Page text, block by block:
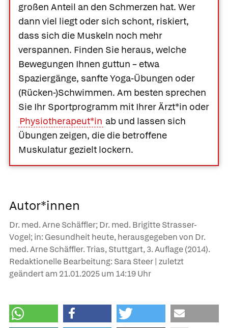
großen Anteil an den Schmerzen hat. Wer
dann viel liegt oder sich schont, riskiert,
dass sich die Muskeln noch mehr
verspannen. Finden Sie heraus, welche
Bewegungen Ihnen guttun – etwa
Spaziergänge, sanfte Yoga-Übungen oder
(Rücken-)Schwimmen. Am besten sprechen
Sie Ihr Sportprogramm mit Ihrer Ärzt*in oder
Physiotherapeut*in ab und lassen sich
Übungen zeigen, die die betroffene
Muskulatur gezielt lockern.
Autor*innen
Dr. med. Arne Schäffler; Dr. med. Brigitte Strasser-
Vogel; in: Gesundheit heute, herausgegeben von Dr.
med. Arne Schäffler. Trias, Stuttgart, 3. Auflage (2014).
Redaktionelle Bearbeitung: Sara Steer | zuletzt
geändert am 21.01.2025um 14:19 Uhr